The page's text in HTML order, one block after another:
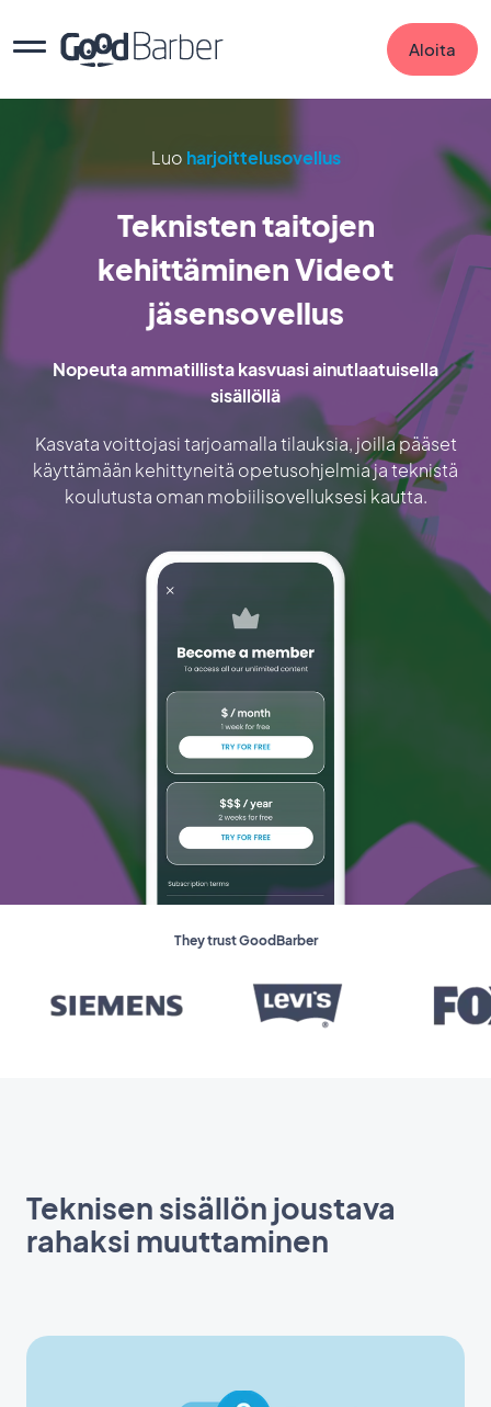
Aloita
Luo harjoittelusovellus
Teknisten taitojen
kehittäminen Videot
jäsensovellus
Nopeuta ammatillista kasvuasi ainutlaatuisella
sisällöllä
Kasvata voittojasi tarjoamalla tilauksia, joilla pääset
käyttämään kehittyneitä opetusohjelmia ja teknistä
koulutusta oman mobiilisovelluksesi kautta.
They trust GoodBarber
Teknisen sisällön joustava
rahaksi muuttaminen